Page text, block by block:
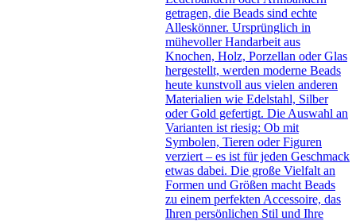
getragen, die Beads sind echte
Alleskönner. Ursprünglich in
mühevoller Handarbeit aus
Knochen, Holz, Porzellan oder Glas
hergestellt, werden moderne Beads
heute kunstvoll aus vielen anderen
Materialien wie Edelstahl, Silber
oder Gold gefertigt. Die Auswahl an
Varianten ist riesig: Ob mit
Symbolen, Tieren oder Figuren
verziert – es ist für jeden Geschmack
etwas dabei. Die große Vielfalt an
Formen und Größen macht Beads
zu einem perfekten Accessoire, das
Ihren persönlichen Stil und Ihre